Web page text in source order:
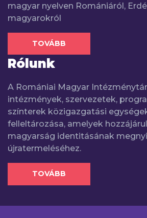
magyar nyelven Romániáról,
magyarokról
TOVÁBB
Rólunk
A Romániai Magyar
intézmények, szervezetek,
színterek közigazgatási
felleltározása, amelyek
magyarság identitásának
újratermeléséhez.
TOVÁBB